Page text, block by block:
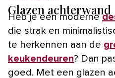
Glazen achterwand
Heb je een moderne
die strak en
te herkennen aan de
keukendeuren? Dan
goed. Met een glazen